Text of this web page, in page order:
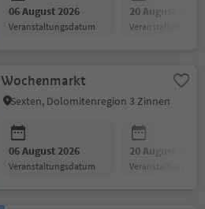
06 August 2026
Veranstaltungsdatum
20 August 2026
Wochenmarkt
Sexten, Dolomitenregion 3 Zinnen
06 August 2026
Veranstaltungsdatum
20 August 2026